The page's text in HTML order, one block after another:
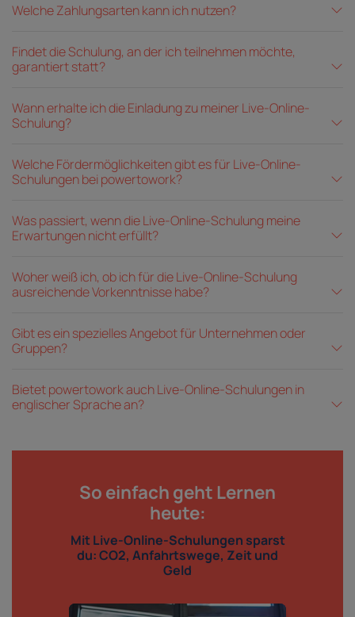
Welche Zahlungsarten kann ich nutzen?
Findet die Schulung, an der ich teilnehmen möchte,
garantiert statt?
Wann erhalte ich die Einladung zu meiner Live-Online-
Schulung?
Welche Fördermöglichkeiten gibt es für Live-Online-
Schulungen bei powertowork?
Was passiert, wenn die Live-Online-Schulung meine
Erwartungen nicht erfüllt?
Woher weiß ich, ob ich für die Live-Online-Schulung
ausreichende Vorkenntnisse habe?
Gibt es ein spezielles Angebot für Unternehmen oder
Gruppen?
Bietet powertowork auch Live-Online-Schulungen in
englischer Sprache an?
So einfach geht Lernen
heute:
Mit Live-Online-Schulungen sparst
du: CO2, Anfahrtswege, Zeit und
Geld